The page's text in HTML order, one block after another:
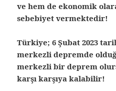
ve hem de ekonomik
sebebiyet vermektedir!
Türkiye; 6 Şubat 2023
merkezli depremde
merkezli bir deprem
karşı karşıya kalabilir!